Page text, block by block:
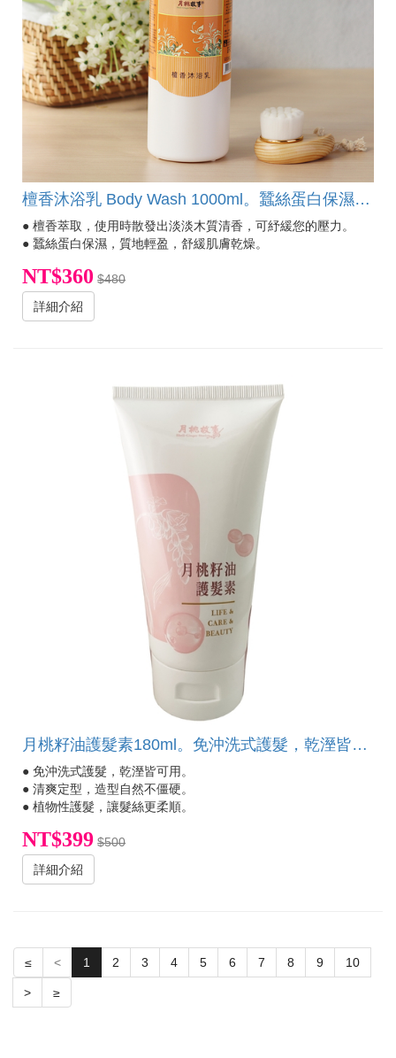
檀香沐浴乳 Body Wash 1000ml。蠶絲蛋白保濕，質地輕盈，舒緩肌膚乾燥。散發出淡淡木質清香，可紓緩您的壓力。
● 檀香萃取，使用時散發出淡淡木質清香，可紓緩您的壓力。
● 蠶絲蛋白保濕，質地輕盈，舒緩肌膚乾燥。
NT$360 $480
詳細介紹
月桃籽油護髮素180ml。免沖洗式護髮，乾溼皆可用。植物性護髮，讓髮絲更柔順。清爽定型，造型自然不僵硬。
● 免沖洗式護髮，乾溼皆可用。​
● 清爽定型，造型自然不僵硬。
● 植物性護髮，讓髮絲更柔順。
NT$399 $500
詳細介紹
≤ < 1 2 3 4 5 6 7 8 9 10
> ≥